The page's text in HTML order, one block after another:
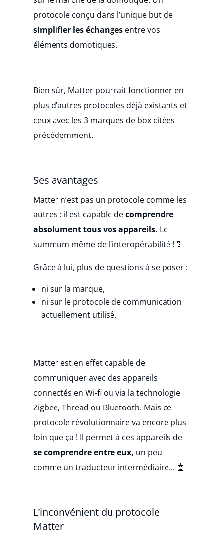
protocole conçu dans l’unique but de
simplifier les échanges entre vos
éléments domotiques.
Bien sûr, Matter pourrait fonctionner en
plus d’autres protocoles déjà existants et
ceux avec les 3 marques de box citées
précédemment.
Ses avantages
Matter n’est pas un protocole comme les
autres : il est capable decomprendre
absolument tous vos appareils. Le
summum même de l’interopérabilité ! 🦾
Grâce à lui, plus de questions à se poser :
ni sur la marque,
ni sur le protocole de communication
actuellement utilisé.
Matter est en effet capable de
communiquer avec des appareils
connectés en Wi-fi ou via la technologie
Zigbee, Thread ou Bluetooth. Mais ce
protocole révolutionnaire va encore plus
loin que ça ! Il permet à ces appareils de
se comprendre entre eux, un peu
comme un traducteur intermédiaire… 🤖
L’inconvénient du protocole
Matter